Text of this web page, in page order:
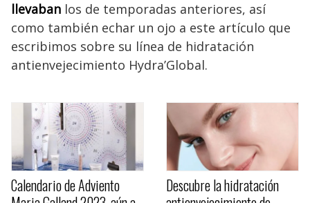
llevaban los de temporadas anteriores, así
como también echar un ojo a este artículo que
escribimos sobre su línea de hidratación
antienvejecimiento Hydra’Global.
Calendario de Adviento
Descubre la hidratación